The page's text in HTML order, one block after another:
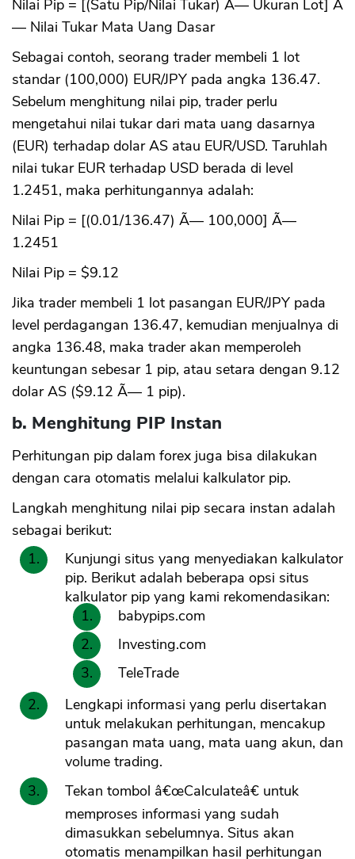
Nilai Pip = [(Satu Pip/Nilai Tukar) Ã— Ukuran Lot] Ã
— Nilai Tukar Mata Uang Dasar
Sebagai contoh, seorang trader membeli 1 lot
standar (100,000) EUR/JPY pada angka 136.47.
Sebelum menghitung nilai pip, trader perlu
mengetahui nilai tukar dari mata uang dasarnya
(EUR) terhadap dolar AS atau EUR/USD. Taruhlah
nilai tukar EUR terhadap USD berada di level
1.2451, maka perhitungannya adalah:
Nilai Pip = [(0.01/136.47) Ã— 100,000] Ã—
1.2451
Nilai Pip = $9.12
Jika trader membeli 1 lot pasangan EUR/JPY pada
level perdagangan 136.47, kemudian menjualnya di
angka 136.48, maka trader akan memperoleh
keuntungan sebesar 1 pip, atau setara dengan 9.12
dolar AS ($9.12 Ã— 1 pip).
b. Menghitung PIP Instan
Perhitungan pip dalam forex juga bisa dilakukan
dengan cara otomatis melalui kalkulator pip.
Langkah menghitung nilai pip secara instan adalah
sebagai berikut:
Kunjungi situs yang menyediakan kalkulator
pip. Berikut adalah beberapa opsi situs
kalkulator pip yang kami rekomendasikan:
babypips.com
Investing.com
TeleTrade
Lengkapi informasi yang perlu disertakan
untuk melakukan perhitungan, mencakup
pasangan mata uang, mata uang akun, dan
volume trading.
Tekan tombol â€œCalculateâ€ untuk
memproses informasi yang sudah
dimasukkan sebelumnya. Situs akan
otomatis menampilkan hasil perhitungan